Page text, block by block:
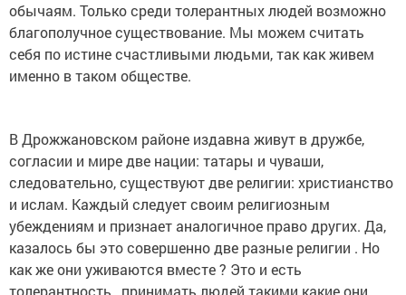
обычаям. Только среди толерантных людей возможно
благополучное существование. Мы можем считать
себя по истине счастливыми людьми, так как живем
именно в таком обществе.
В Дрожжановском районе издавна живут в дружбе,
согласии и мире две нации: татары и чуваши,
следовательно, существуют две религии: христианство
и ислам. Каждый следует своим религиозным
убеждениям и признает аналогичное право других. Да,
казалось бы это совершенно две разные религии . Но
как же они уживаются вместе ? Это и есть